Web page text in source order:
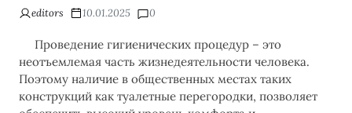
editors 10.01.2025 0
Проведение гигиенических процедур – это
неотъемлемая часть жизнедеятельности человека.
Поэтому наличие в общественных местах таких
конструкций как туалетные перегородки, позволяет